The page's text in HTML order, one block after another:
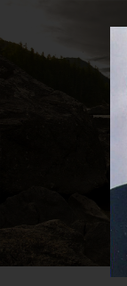
contenu